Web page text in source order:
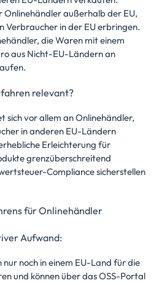
Onlinehändler außerhalb der EU,
Verbraucher in der EU erbringen.
die Waren mit einem
aus Nicht-EU-Ländern an
relevant?
sich vor allem an Onlinehändler,
in anderen EU-Ländern
Erleichterung für
grenzüberschreitend
Compliance sicherstellen
für Onlinehändler
Aufwand:
nur noch in einem EU-Land für die
und können über das OSS-Portal